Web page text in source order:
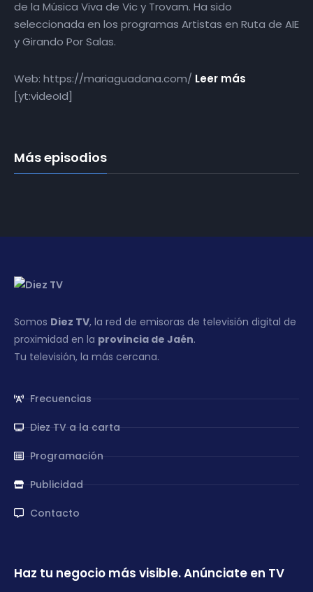
de la Música Viva de Vic y Trovam. Ha sido
seleccionada en los programas Artistas en Ruta de AIE
y Girando Por Salas.
Web: https://mariaguadana.com/ Leer más
[yt:videoId]
Más episodios
Somos Diez TV, la red de emisoras de televisión digital de
proximidad en la provincia de Jaén.
Tu televisión, la más cercana.
Frecuencias
Diez TV a la carta
Programación
Publicidad
Contacto
Haz tu negocio más visible. Anúnciate en TV